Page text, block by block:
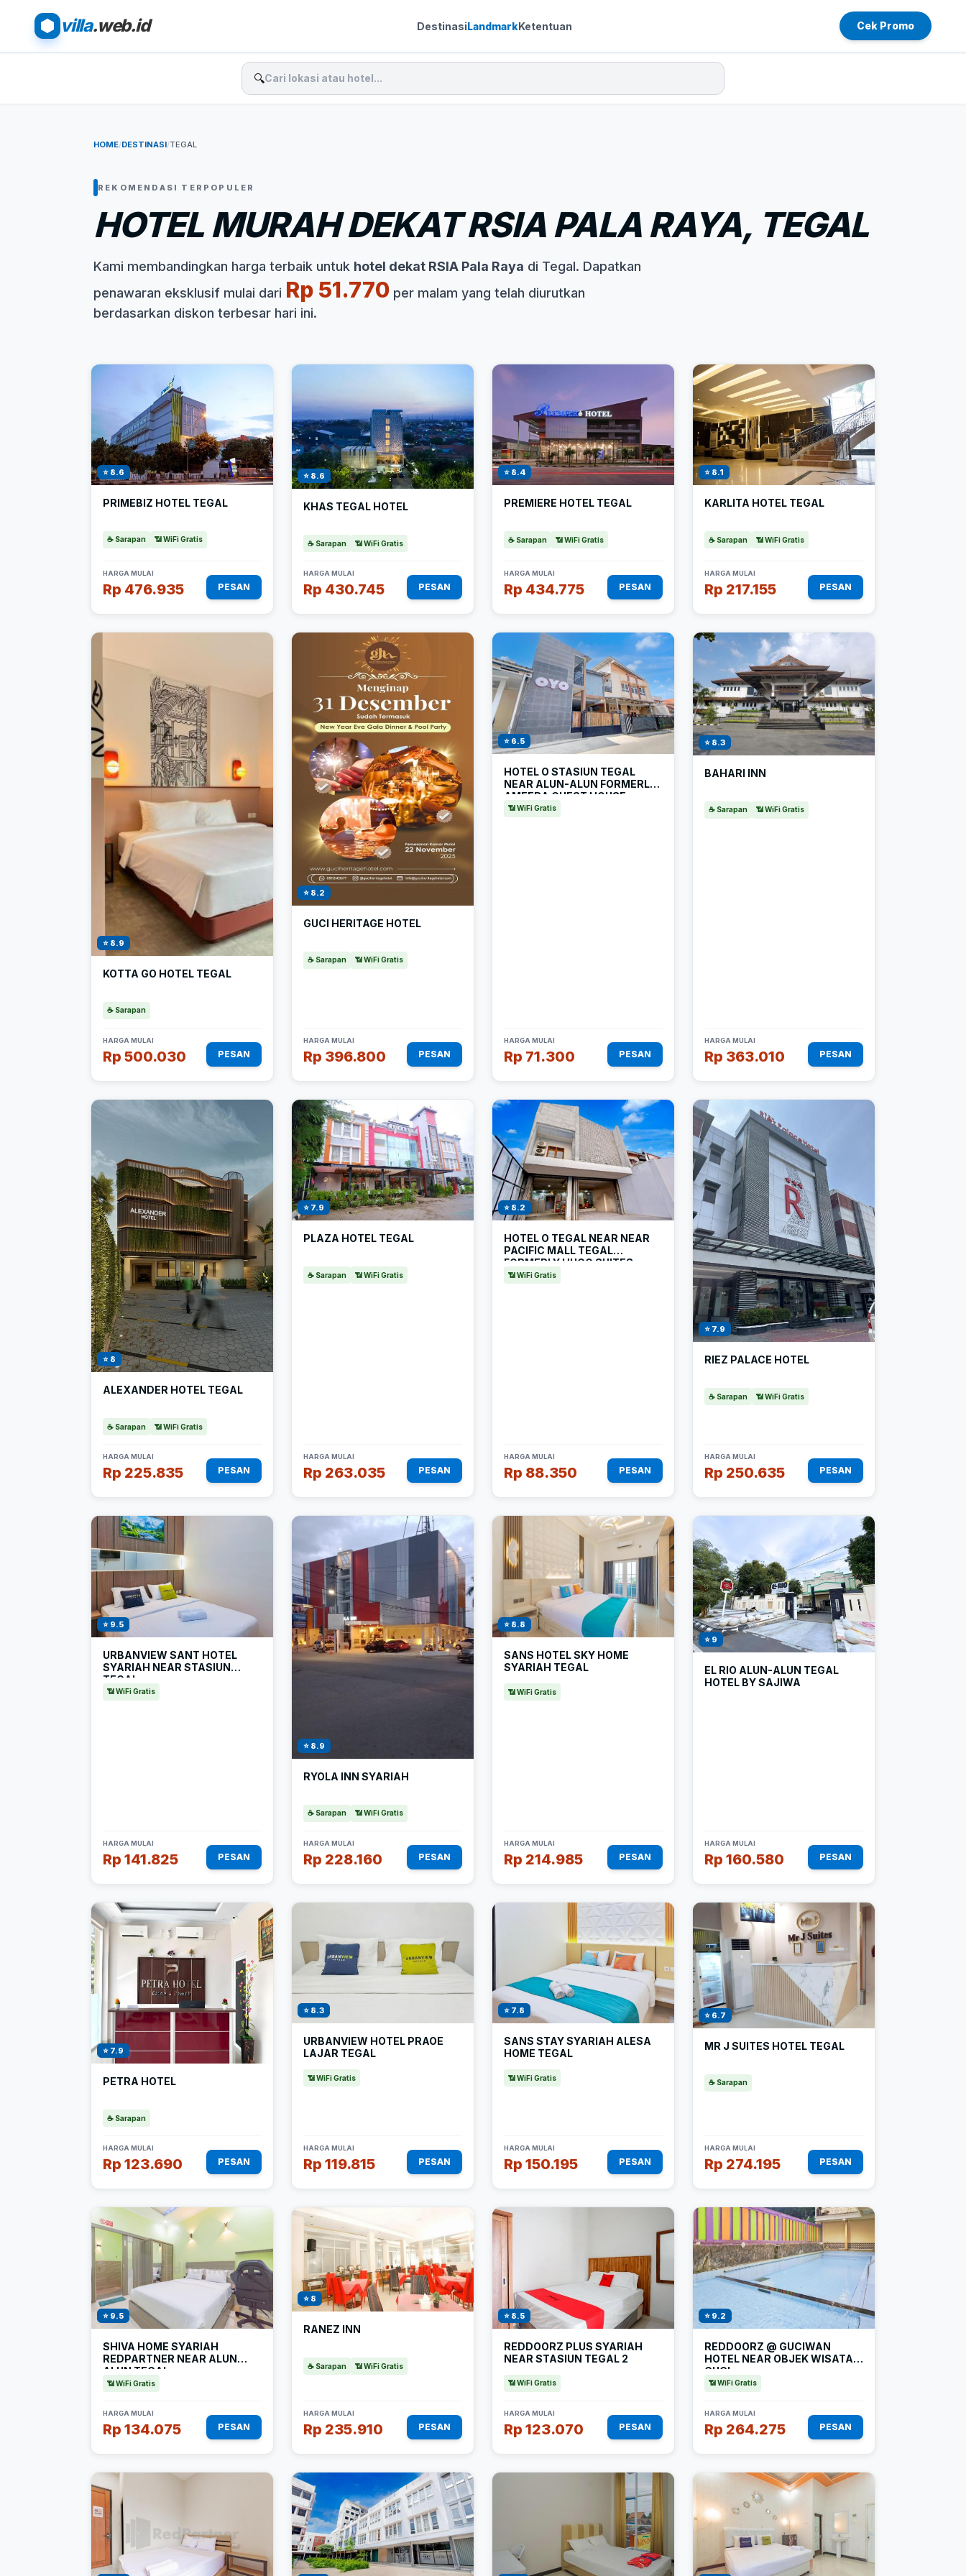
villa.web.id DestinasiLandmarkKetentuan Cek Promo
🔍
HOME/DESTINASI/TEGAL
REKOMENDASI TERPOPULER
HOTEL MURAH DEKAT RSIA PALA RAYA, TEGAL
Kami membandingkan harga terbaik untuk hotel dekat RSIA Pala Raya di Tegal. Dapatkan
penawaran eksklusif mulai dari Rp 51.770 per malam yang telah diurutkan
berdasarkan diskon terbesar hari ini.
⭐ 8.6
PRIMEBIZ HOTEL TEGAL
☕ Sarapan 📶 WiFi Gratis
HARGA MULAI
Rp 476.935 PESAN
⭐ 8.6
KHAS TEGAL HOTEL
☕ Sarapan 📶 WiFi Gratis
HARGA MULAI
Rp 430.745 PESAN
⭐ 8.4
PREMIERE HOTEL TEGAL
☕ Sarapan 📶 WiFi Gratis
HARGA MULAI
Rp 434.775 PESAN
⭐ 8.1
KARLITA HOTEL TEGAL
☕ Sarapan 📶 WiFi Gratis
HARGA MULAI
Rp 217.155 PESAN
⭐ 8.9
KOTTA GO HOTEL TEGAL
☕ Sarapan
HARGA MULAI
Rp 500.030 PESAN
⭐ 8.2
GUCI HERITAGE HOTEL
☕ Sarapan 📶 WiFi Gratis
HARGA MULAI
Rp 396.800 PESAN
⭐ 6.5
HOTEL O STASIUN TEGAL
NEAR ALUN-ALUN FORMERLY
AMEERA GUEST HOUSE
📶 WiFi Gratis
HARGA MULAI
Rp 71.300 PESAN
⭐ 8.3
BAHARI INN
☕ Sarapan 📶 WiFi Gratis
HARGA MULAI
Rp 363.010 PESAN
⭐ 8
ALEXANDER HOTEL TEGAL
☕ Sarapan 📶 WiFi Gratis
HARGA MULAI
Rp 225.835 PESAN
⭐ 7.9
PLAZA HOTEL TEGAL
☕ Sarapan 📶 WiFi Gratis
HARGA MULAI
Rp 263.035 PESAN
⭐ 8.2
HOTEL O TEGAL NEAR NEAR
PACIFIC MALL TEGAL
FORMERLY HUGO SUITES
FAMILY
📶 WiFi Gratis
HARGA MULAI
Rp 88.350 PESAN
⭐ 7.9
RIEZ PALACE HOTEL
☕ Sarapan 📶 WiFi Gratis
HARGA MULAI
Rp 250.635 PESAN
⭐ 9.5
URBANVIEW SANT HOTEL
SYARIAH NEAR STASIUN
TEGAL
📶 WiFi Gratis
HARGA MULAI
Rp 141.825 PESAN
⭐ 8.9
RYOLA INN SYARIAH
☕ Sarapan 📶 WiFi Gratis
HARGA MULAI
Rp 228.160 PESAN
⭐ 8.8
SANS HOTEL SKY HOME
SYARIAH TEGAL
📶 WiFi Gratis
HARGA MULAI
Rp 214.985 PESAN
⭐ 9
EL RIO ALUN-ALUN TEGAL
HOTEL BY SAJIWA
HARGA MULAI
Rp 160.580 PESAN
⭐ 7.9
PETRA HOTEL
☕ Sarapan
HARGA MULAI
Rp 123.690 PESAN
⭐ 8.3
URBANVIEW HOTEL PRAOE
LAJAR TEGAL
📶 WiFi Gratis
HARGA MULAI
Rp 119.815 PESAN
⭐ 7.8
SANS STAY SYARIAH ALESA
HOME TEGAL
📶 WiFi Gratis
HARGA MULAI
Rp 150.195 PESAN
⭐ 6.7
MR J SUITES HOTEL TEGAL
☕ Sarapan
HARGA MULAI
Rp 274.195 PESAN
⭐ 9.5
SHIVA HOME SYARIAH
REDPARTNER NEAR ALUN
ALUN TEGAL
📶 WiFi Gratis
HARGA MULAI
Rp 134.075 PESAN
⭐ 8
RANEZ INN
☕ Sarapan 📶 WiFi Gratis
HARGA MULAI
Rp 235.910 PESAN
⭐ 8.5
REDDOORZ PLUS SYARIAH
NEAR STASIUN TEGAL 2
📶 WiFi Gratis
HARGA MULAI
Rp 123.070 PESAN
⭐ 9.2
REDDOORZ @ GUCIWAN
HOTEL NEAR OBJEK WISATA
GUCI
📶 WiFi Gratis
HARGA MULAI
Rp 264.275 PESAN